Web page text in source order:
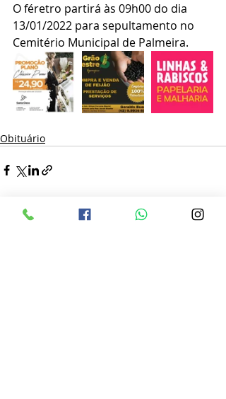
O féretro partirá às 09h00 do dia
13/01/2022 para sepultamento no
Cemitério Municipal de Palmeira.
Obituário
Posts recentes Ver tudo